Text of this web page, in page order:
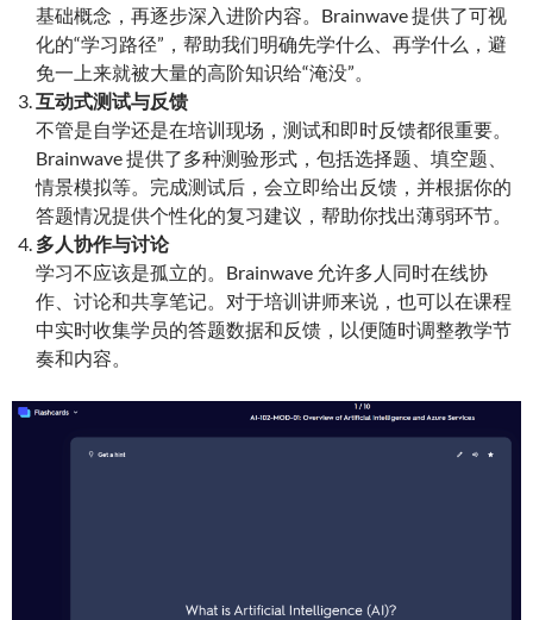
基础概念，再逐步深入进阶内容。Brainwave 提供了可视
化的“学习路径”，帮助我们明确先学什么、再学什么，避
免一上来就被大量的高阶知识给“淹没”。
互动式测试与反馈
不管是自学还是在培训现场，测试和即时反馈都很重要。
Brainwave 提供了多种测验形式，包括选择题、填空题、
情景模拟等。完成测试后，会立即给出反馈，并根据你的
答题情况提供个性化的复习建议，帮助你找出薄弱环节。
多人协作与讨论
学习不应该是孤立的。Brainwave 允许多人同时在线协
作、讨论和共享笔记。对于培训讲师来说，也可以在课程
中实时收集学员的答题数据和反馈，以便随时调整教学节
奏和内容。